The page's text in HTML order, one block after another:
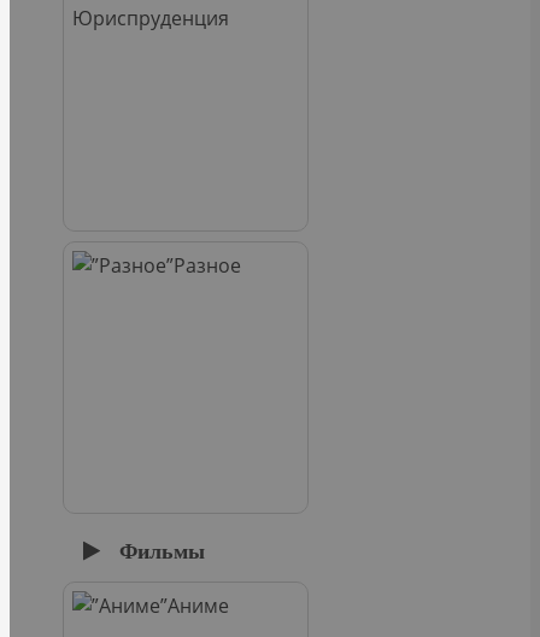
Юриспруденция
Разное
Фильмы
Аниме